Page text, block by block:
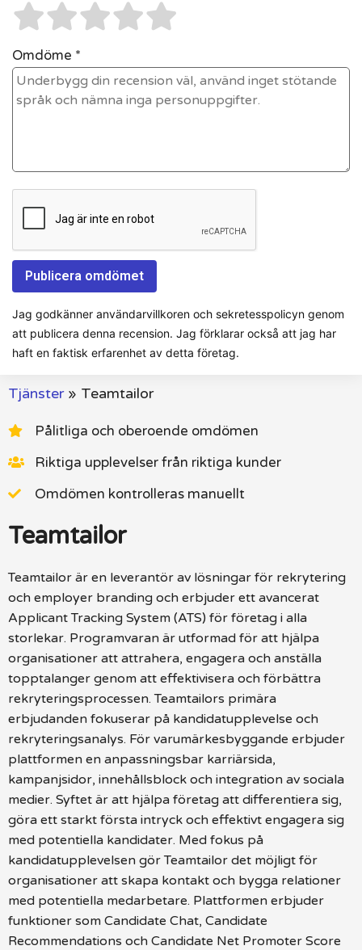
Omdöme *
Jag godkänner användarvillkoren och sekretesspolicyn genom
att publicera denna recension. Jag förklarar också att jag har
haft en faktisk erfarenhet av detta företag.
Tjänster» Teamtailor
Pålitliga och oberoende omdömen
Riktiga upplevelser från riktiga kunder
Omdömen kontrolleras manuellt
Teamtailor
Teamtailor är en leverantör av lösningar för rekrytering
och employer branding och erbjuder ett avancerat
Applicant Tracking System (ATS) för företag i alla
storlekar. Programvaran är utformad för att hjälpa
organisationer att attrahera, engagera och anställa
topptalanger genom att effektivisera och förbättra
rekryteringsprocessen. Teamtailors primära
erbjudanden fokuserar på kandidatupplevelse och
rekryteringsanalys. För varumärkesbyggande erbjuder
plattformen en anpassningsbar karriärsida,
kampanjsidor, innehållsblock och integration av sociala
medier. Syftet är att hjälpa företag att differentiera sig,
göra ett starkt första intryck och effektivt engagera sig
med potentiella kandidater. Med fokus på
kandidatupplevelsen gör Teamtailor det möjligt för
organisationer att skapa kontakt och bygga relationer
med potentiella medarbetare. Plattformen erbjuder
funktioner som Candidate Chat, Candidate
Recommendations och Candidate Net Promoter Score